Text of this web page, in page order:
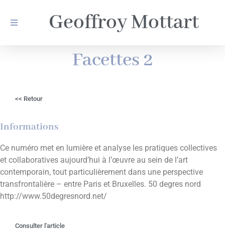
Geoffroy Mottart
Facettes 2
<< Retour
Informations
Ce numéro met en lumière et analyse les pratiques collectives
et collaboratives aujourd’hui à l’œuvre au sein de l’art
contemporain, tout particulièrement dans une perspective
transfrontalière – entre Paris et Bruxelles. 50 degres nord
http://www.50degresnord.net/
Consulter l'article